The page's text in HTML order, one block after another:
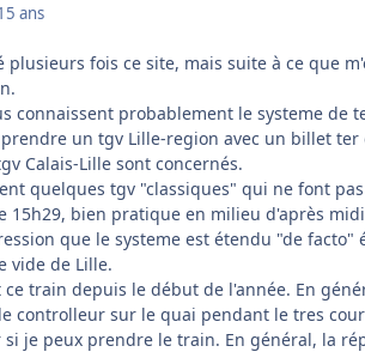
ans
plusieurs fois ce site, mais suite à ce que
connaissent probablement le systeme de
un tgv Lille-region avec un billet ter
Calais-Lille sont concernés.
quelques tgv "classiques" qui ne font
15h29, bien pratique en milieu d'après
que le systeme est étendu "de facto"
vide de Lille.
ce train depuis le début de l'année. En
controlleur sur le quai pendant le tres
je peux prendre le train. En général, la